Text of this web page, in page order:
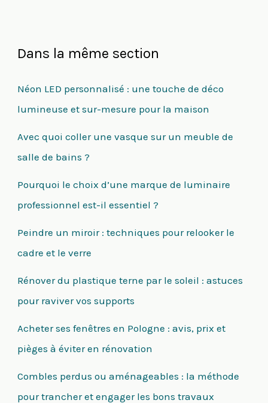
Dans la même section
Néon LED personnalisé : une touche de déco
lumineuse et sur-mesure pour la maison
Avec quoi coller une vasque sur un meuble de
salle de bains ?
Pourquoi le choix d’une marque de luminaire
professionnel est-il essentiel ?
Peindre un miroir : techniques pour relooker le
cadre et le verre
Rénover du plastique terne par le soleil : astuces
pour raviver vos supports
Acheter ses fenêtres en Pologne : avis, prix et
pièges à éviter en rénovation
Combles perdus ou aménageables : la méthode
pour trancher et engager les bons travaux